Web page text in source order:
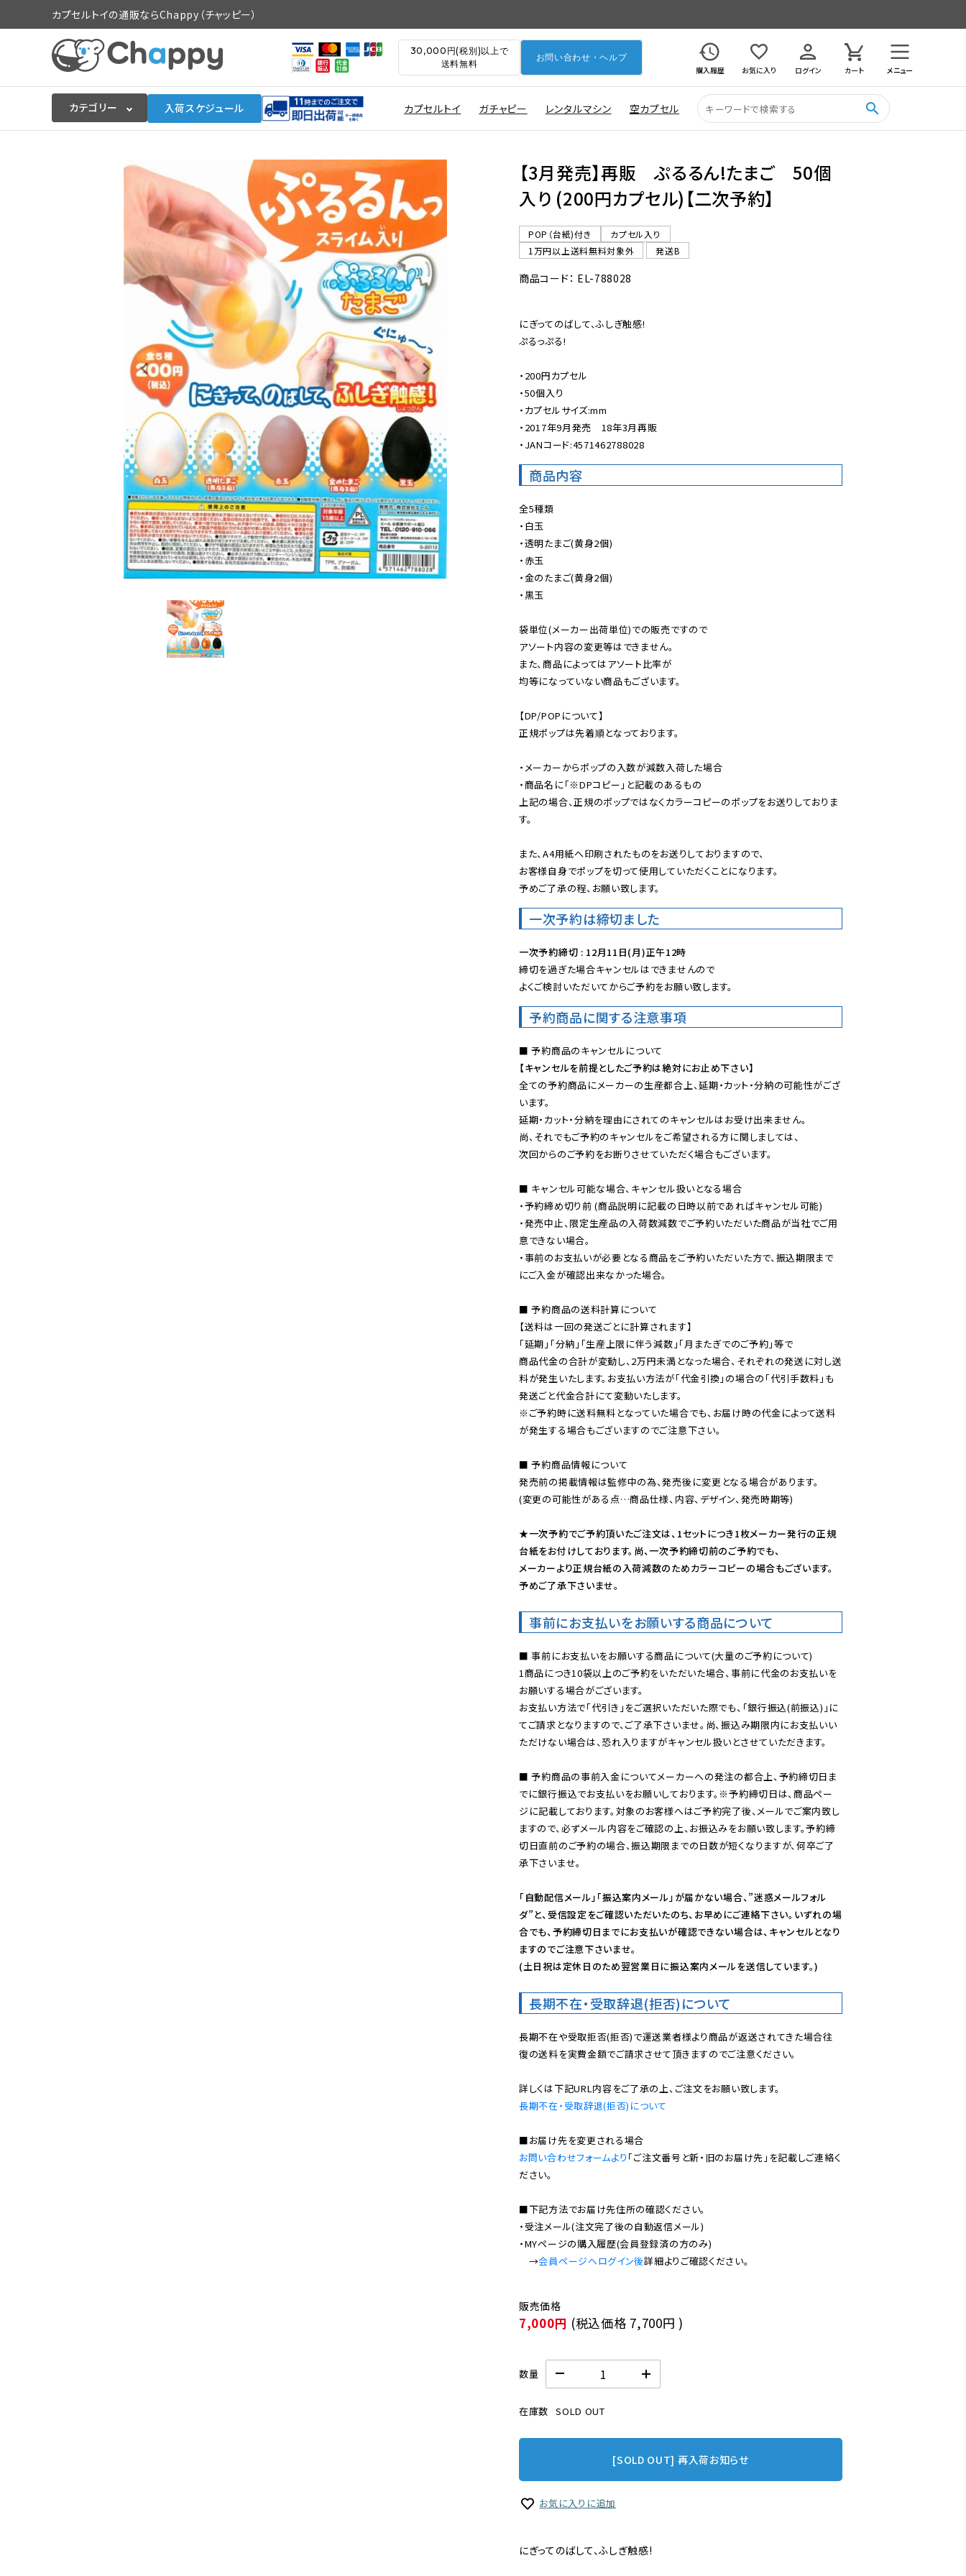
カプセルトイの通販ならChappy（チャッピー）
30,000円(税別)以上で
送料無料
お問い合わせ・ヘルプ
購入履歴
お気に入り ログイン カート メニュー
カテゴリー 入荷スケジュール カプセルトイ ガチャピー レンタルマシン 空カプセル search
入荷スケジュールをチェック
よくあるご質問
ご利用ガイド
【3月発売】再販 ぷるるん!たまご 50個
入り (200円カプセル)【二次予約】
POP（台紙)付き
カプセル入り
1万円以上送料無料対象外
発送B
商品コード： EL-788028
にぎってのばして、ふしぎ触感!
ぷるっぷる!
・200円カプセル
・50個入り
・カプセルサイズ:mm
・2017年9月発売　18年3月再販
・JANコード:4571462788028
商品内容
全5種類
・白玉
・透明たまご(黄身2個)
・赤玉
・金のたまご(黄身2個)
・黒玉
袋単位(メーカー出荷単位)での販売ですので
アソート内容の変更等はできません。
また、商品によってはアソート比率が
均等になっていない商品もございます。
【DP/POPについて】
正規ポップは先着順となっております。
・メーカーからポップの入数が減数入荷した場合
・商品名に「※DPコピー」と記載のあるもの
上記の場合、正規のポップではなくカラーコピーのポップをお送りしておりま
す。
また、A4用紙へ印刷されたものをお送りしておりますので、
お客様自身でポップを切って使用していただくことになります。
予めご了承の程、お願い致します。
一次予約は締切ました
一次予約締切 : 12月11日(月)正午12時
締切を過ぎた場合キャンセルはできませんので
よくご検討いただいてからご予約をお願い致します。
予約商品に関する注意事項
【キャンセルを前提としたご予約は絶対にお止め下さい】
全ての予約商品にメーカーの生産都合上、延期・カット・分納の可能性がござ
います。
延期・カット・分納を理由にされてのキャンセルはお受け出来ません。
尚、それでもご予約のキャンセルをご希望される方に関しましては、
次回からのご予約をお断りさせていただく場合もございます。
■ キャンセル可能な場合、キャンセル扱いとなる場合
・予約締め切り前 (商品説明に記載の日時以前であればキャンセル可能)
・発売中止、限定生産品の入荷数減数でご予約いただいた商品が当社でご用
意できない場合。
・事前のお支払いが必要となる商品をご予約いただいた方で、振込期限まで
にご入金が確認出来なかった場合。
■ 予約商品の送料計算について
【送料は一回の発送ごとに計算されます】
「延期」「分納」「生産上限に伴う減数」「月またぎでのご予約」等で
商品代金の合計が変動し、2万円未満となった場合、それぞれの発送に対し送
料が発生いたします。お支払い方法が「代金引換」の場合の「代引手数料」も
※ご予約時に送料無料となっていた場合でも、お届け時の代金によって送料
が発生する場合もございますのでご注意下さい。
■ 予約商品情報について
発売前の掲載情報は監修中の為、発売後に変更となる場合があります。
(変更の可能性がある点…商品仕様、内容、デザイン、発売時期等)
★一次予約でご予約頂いたご注文は、1セットにつき1枚メーカー発行の正規
台紙をお付けしております。尚、一次予約締切前のご予約でも、
メーカーより正規台紙の入荷減数のためカラーコピーの場合もございます。
予めご了承下さいませ。
事前にお支払いをお願いする商品について
■ 事前にお支払いをお願いする商品について(大量のご予約について)
1商品につき10袋以上のご予約をいただいた場合、事前に代金のお支払いを
お願いする場合がございます。
お支払い方法で「代引き」をご選択いただいた際でも、「銀行振込(前振込)」に
てご請求となりますので、ご了承下さいませ。尚、振込み期限内にお支払いい
ただけない場合は、恐れ入りますがキャンセル扱いとさせていただきます。
■ 予約商品の事前入金についてメーカーへの発注の都合上、予約締切日ま
でに銀行振込でお支払いをお願いしております。※予約締切日は、商品ペー
ジに記載しております。対象のお客様へはご予約完了後、メールでご案内致し
ますので、必ずメール内容をご確認の上、お振込みをお願い致します。予約締
切日直前のご予約の場合、振込期限までの日数が短くなりますが、何卒ご了
承下さいませ。
「自動配信メール」「振込案内メール」が届かない場合、”迷惑メールフォル
ダ”と、受信設定をご確認いただいたのち、お早めにご連絡下さい。いずれの場
合でも、予約締切日までにお支払いが確認できない場合は、キャンセルとなり
ますのでご注意下さいませ。
(土日祝は定休日のため翌営業日に振込案内メールを送信しています。)
長期不在・受取辞退(拒否)について
長期不在や受取拒否(拒否)で運送業者様より商品が返送されてきた場合往
復の送料を実費金額でご請求させて頂きますのでご注意ください。
長期不在・受取辞退(拒否)について
お問い合わせフォームより 「ご注文番号と新・旧のお届け先」を記載しご連絡く
ださい。
■下記方法でお届け先住所の確認ください。
・受注メール(注文完了後の自動返信メール)
・MYページの購入履歴(会員登録済の方のみ)
→会員ページへログイン後
7,000円 (税込価格 7,700円 )
数量
在庫数 SOLD OUT
[SOLD OUT] 再入荷お知らせ
お気に入りに追加
にぎってのばして、ふしぎ触感!